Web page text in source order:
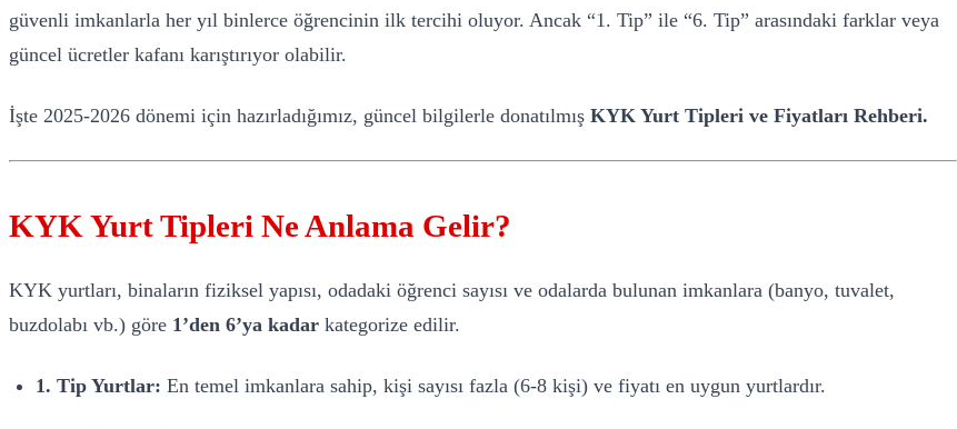
güvenli imkanlarla her yıl binlerce öğrencinin ilk tercihi oluyor. Ancak “1. Tip” ile “6. Tip” arasındaki farklar veya
güncel ücretler kafanı karıştırıyor olabilir.
İşte 2025-2026 dönemi için hazırladığımız, güncel bilgilerle donatılmış KYK Yurt Tipleri ve Fiyatları Rehberi.
KYK Yurt Tipleri Ne Anlama Gelir?
KYK yurtları, binaların fiziksel yapısı, odadaki öğrenci sayısı ve odalarda bulunan imkanlara (banyo, tuvalet,
buzdolabı vb.) göre 1’den 6’ya kadar kategorize edilir.
1. Tip Yurtlar: En temel imkanlara sahip, kişi sayısı fazla (6-8 kişi) ve fiyatı en uygun yurtlardır.